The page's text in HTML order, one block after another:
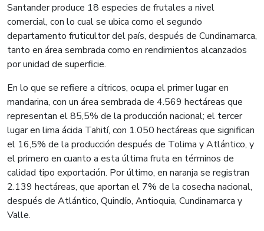
Santander produce 18 especies de frutales a nivel
comercial, con lo cual se ubica como el segundo
departamento fruticultor del país, después de Cundinamarca,
tanto en área sembrada como en rendimientos alcanzados
por unidad de superficie.
En lo que se refiere a cítricos, ocupa el primer lugar en
mandarina, con un área sembrada de 4.569 hectáreas que
representan el 85,5% de la producción nacional; el tercer
lugar en lima ácida Tahití, con 1.050 hectáreas que significan
el 16,5% de la producción después de Tolima y Atlántico, y
el primero en cuanto a esta última fruta en términos de
calidad tipo exportación. Por último, en naranja se registran
2.139 hectáreas, que aportan el 7% de la cosecha nacional,
después de Atlántico, Quindío, Antioquia, Cundinamarca y
Valle.